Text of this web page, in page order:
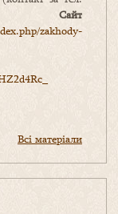
Сайт
zakhody-
Всі матеріали